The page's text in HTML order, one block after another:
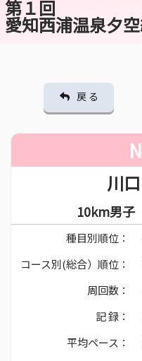
第１回
愛知西浦温泉夕
戻 る
川
10km男
種目別順位：
コース別(総合）順位：
周回数：
記 録：
平均ペース：